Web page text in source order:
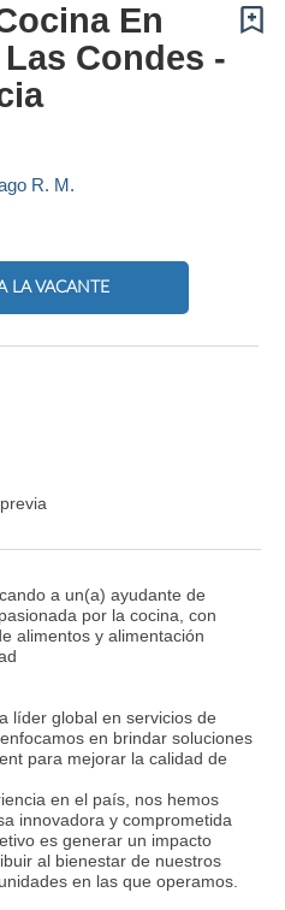
En
Condes -
R. M.
LA VACANTE
a un(a) ayudante de
por la cocina, con
alimentos y alimentación
líder global en servicios de
en brindar soluciones
para mejorar la calidad de
en el país, nos hemos
innovadora y comprometida
es generar un impacto
al bienestar de nuestros
en las que operamos.